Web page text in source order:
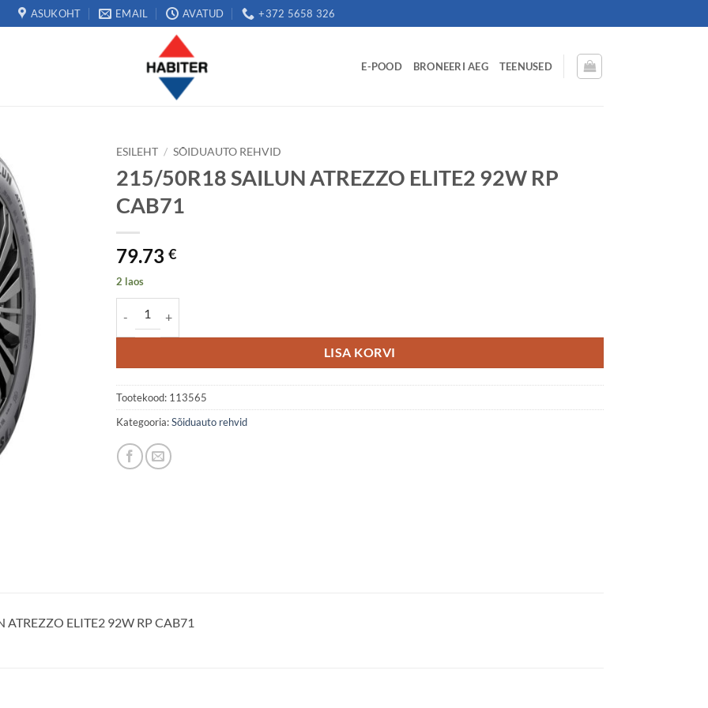
ASUKOHT EMAIL AVATUD +372 5658 326
E-POOD BRONEERI AEG TEENUSED
ESILEHT / SÕIDUAUTO REHVID
215/50R18 SAILUN ATREZZO ELITE2 92W RP
CAB71
79.73 €
2 laos
LISA KORVI
Tootekood: 113565
Kategooria:Sõiduauto rehvid
ATREZZO ELITE2 92W RP CAB71